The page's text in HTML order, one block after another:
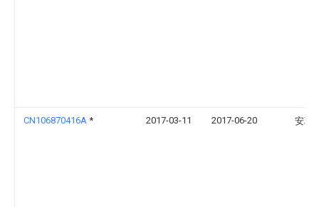
CN106870416A * 2017-03-11 2017-06-20 安聪